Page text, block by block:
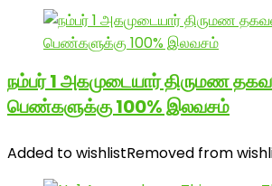
நம்பர் 1 அகமுடையார் திருமண
பெண்களுக்கு 100% இலவசம்
Added to wishlistRemoved from